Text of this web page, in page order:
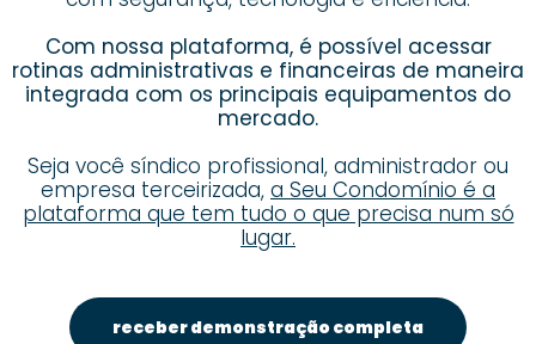
Com nossa plataforma, é possível acessar
rotinas administrativas e financeiras de maneira
integrada com os principais equipamentos do
mercado.
Seja você síndico profissional, administrador ou
empresa terceirizada, a Seu Condomínio é a
plataforma que tem tudo o que precisa num só
lugar.
receber demonstração completa